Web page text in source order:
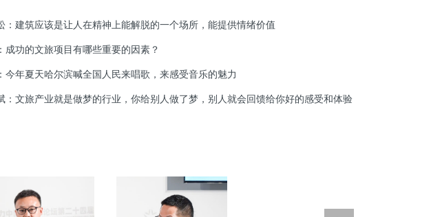
：建筑应该是让人在精神上能解脱的一个场所，能提供情绪价值
成功的文旅项目有哪些重要的因素？
今年夏天哈尔滨喊全国人民来唱歌，来感受音乐的魅力
：文旅产业就是做梦的行业，你给别人做了梦，别人就会回馈给你好的感受和体验